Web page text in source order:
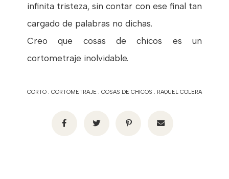
infinita tristeza, sin contar con ese final tan
cargado de palabras no dichas.
Creo que cosas de chicos es un
cortometraje inolvidable.
CORTO. CORTOMETRAJE . COSAS DE CHICOS . RAQUEL COLERA